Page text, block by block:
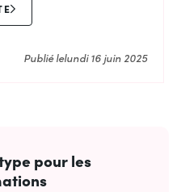
Publié lelundi 16 juin 2025
pour les